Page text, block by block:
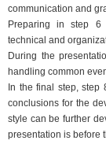
communication and
Preparing in step 6
technical and
During the
handling common
In the final step, step
conclusions for the
style can be further
presentation is before